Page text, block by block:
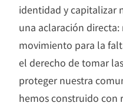
identidad y capitalizar
una aclaración
movimiento para la
el derecho de tomar
proteger nuestra
hemos construido con